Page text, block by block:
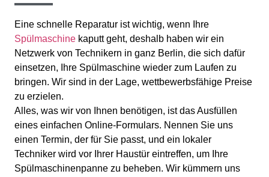
Eine schnelle Reparatur ist wichtig, wenn Ihre
Spülmaschine kaputt geht, deshalb haben wir ein
Netzwerk von Technikern in ganz Berlin, die sich dafür
einsetzen, Ihre Spülmaschine wieder zum Laufen zu
bringen. Wir sind in der Lage, wettbewerbsfähige Preise
zu erzielen.
Alles, was wir von Ihnen benötigen, ist das Ausfüllen
eines einfachen Online-Formulars. Nennen Sie uns
einen Termin, der für Sie passt, und ein lokaler
Techniker wird vor Ihrer Haustür eintreffen, um Ihre
Spülmaschinenpanne zu beheben. Wir kümmern uns